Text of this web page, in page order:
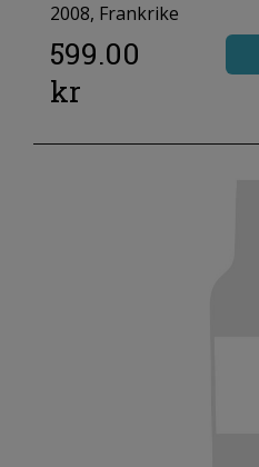
2008, Frankrike
599.00
kr